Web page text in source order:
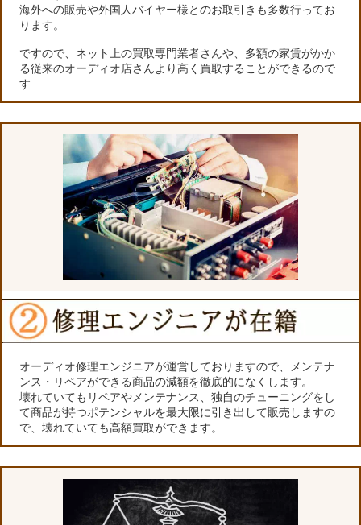
海外への販売や外国人バイヤー様とのお取引きも多数行ってお
ります。
ですので、ネット上の買取専門業者さんや、多額の家賃がかか
る従来のオーディオ店さんより高く買取することができるので
す
オーディオ修理エンジニアが運営しておりますので、メンテナ
ンス・リペアができる商品の減額を徹底的になくします。
壊れていてもリペアやメンテナンス、独自のチューニングをし
て商品が持つポテンシャルを最大限に引き出して販売しますの
で、壊れていても高額買取ができます。